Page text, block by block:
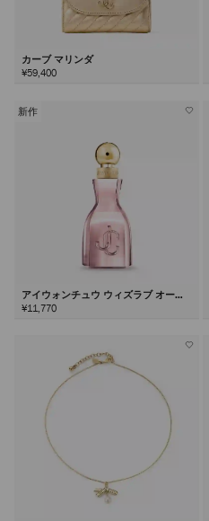
カーブ マリンダ
¥59,400
新作
アイウォンチュウ ウィズラブ オード
パルファム40ml
¥11,770